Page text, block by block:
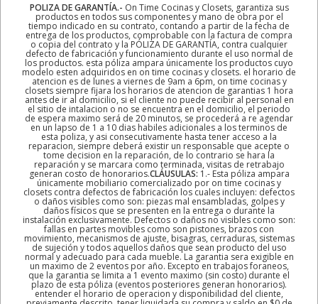
POLIZA DE GARANTÍA.- On Time Cocinas y Closets, garantiza sus
productos en todos sus componentes y mano de obra por el
tiempo indicado en su contrato, contando a partir de la fecha de
entrega de los productos, comprobable con la factura de compra
o copia del contrato y la PÓLIZA DE GARANTÍA, contra cualquier
defecto de fabricación y funcionamiento durante el uso normal de
los productos. esta póliza ampara únicamente los productos cuyo
modelo esten adquiridos en on time cocinas y closets. el horario de
atencion es de lunes a viernes de 9am a 6pm, on time cocinas y
closets siempre fijara los horarios de atencion de garantias 1 hora
antes de ir al domicilio, si el cliente no puede recibir al personal en
el sitio de intalacion o no se encuentra en el domicilio, el periodo
de espera maximo será de 20 minutos, se procederá a re agendar
en un lapso de 1 a 10 dias habiles adicionales a los terminos de
esta poliza, y asi consecutivamente hasta tener acceso a la
reparacion, siempre deberá existir un responsable que acepte o
tome decision en la reparación, de lo contrario se hara la
reparación y se marcara como terminada, visitas de retrabajo
generan costo de honorarios.CLÁUSULAS: 1.- Esta póliza ampara
únicamente mobiliario comercializado por on time cocinas y
closets contra defectos de fabricación los cuales incluyen: defectos
o daños visibles como son: piezas mal ensambladas, golpes y
daños físicos que se presenten en la entrega o durante la
instalación exclusivamente. Defectos o daños no visibles como son:
fallas en partes movibles como son pistones, brazos con
movimiento, mecanismos de ajuste, bisagras, cerraduras, sistemas
de sujeción y todos aquellos daños que sean producto del uso
normal y adecuado para cada mueble. La garantia sera exigible en
un maximo de 2 eventos por año. Excepto en trabajos foraneos,
que la garantia se limita a 1 evento maximo (sin costo) durante el
plazo de esta póliza (eventos posteriores generan honorarios).
entender el horario de operacion y disponibilidad del cliente,